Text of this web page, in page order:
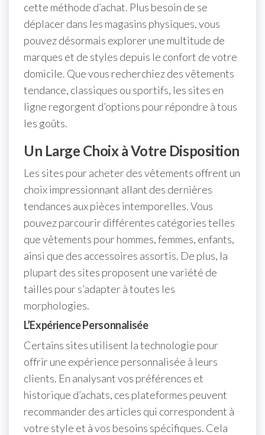
cette méthode d’achat. Plus besoin de se
déplacer dans les magasins physiques, vous
pouvez désormais explorer une multitude de
marques et de styles depuis le confort de votre
domicile. Que vous recherchiez des vêtements
tendance, classiques ou sportifs, les sites en
ligne regorgent d’options pour répondre à tous
les goûts.
Un Large Choix à Votre Disposition
Les sites pour acheter des vêtements offrent un
choix impressionnant allant des dernières
tendances aux pièces intemporelles. Vous
pouvez parcourir différentes catégories telles
que vêtements pour hommes, femmes, enfants,
ainsi que des accessoires assortis. De plus, la
plupart des sites proposent une variété de
tailles pour s’adapter à toutes les
morphologies.
L’Expérience Personnalisée
Certains sites utilisent la technologie pour
offrir une expérience personnalisée à leurs
clients. En analysant vos préférences et
historique d’achats, ces plateformes peuvent
recommander des articles qui correspondent à
votre style et à vos besoins spécifiques. Cela